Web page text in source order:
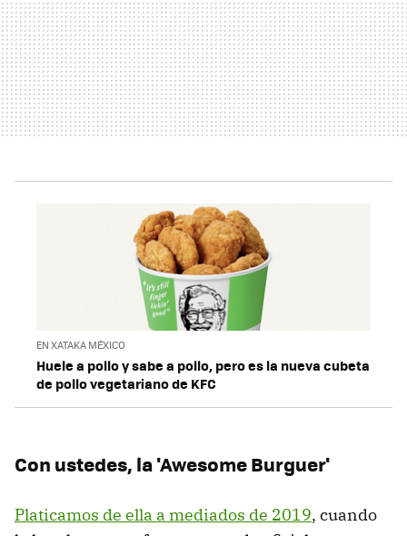
EN XATAKA MÉXICO
Huele a pollo y sabe a pollo, pero es la nueva cubeta
de pollo vegetariano de KFC
Con ustedes, la 'Awesome Burguer'
Platicamos de ella a mediados de 2019, cuando